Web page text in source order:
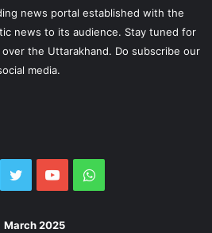
news portal established with the
news to its audience. Stay tuned for
the Uttarakhand. Do subscribe our
media.
Twitter YouTubeWhatsApp
March 2025